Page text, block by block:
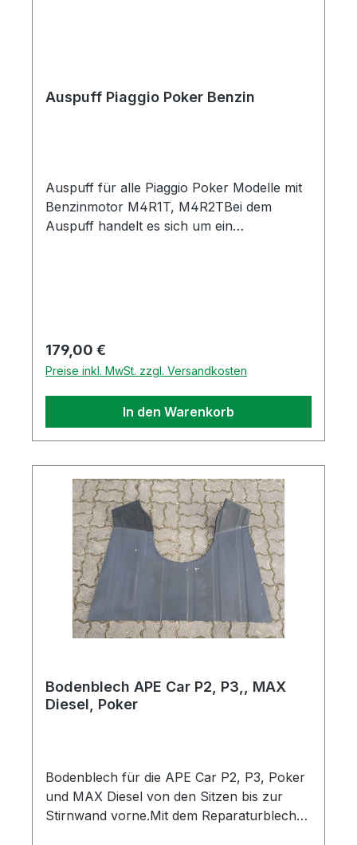
Auspuff Piaggio Poker Benzin
Auspuff für alle Piaggio Poker Modelle mit
Benzinmotor M4R1T, M4R2TBei dem
Auspuff handelt es sich um ein
Regulärer Preis:
179,00 €
Preise inkl. MwSt. zzgl. Versandkosten
In den Warenkorb
Bodenblech APE Car P2, P3,, MAX
Diesel, Poker
Bodenblech für die APE Car P2, P3, Poker
und MAX Diesel von den Sitzen bis zur
Stirnwand vorne.Mit dem Reparaturblech